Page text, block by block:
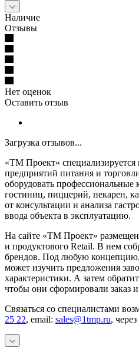
Наличие
Отзывы
Нет оценок
Оставить отзыв
Загрузка отзывов...
«ТМ Проект»
предприятий питания и
оборудовать профессиональные
гостиниц, пиццерий, пекарен,
от консультации и анализа
ввода объекта в эксплуатацию.
На сайте «ТМ Проект» размещен
и продуктового Retail. В нем
брендов. Под любую
может изучить предложения
характеристики. А затем
чтобы они сформировали заказ
Связаться со специалистами
25 22, email: sales@1tmp.ru,